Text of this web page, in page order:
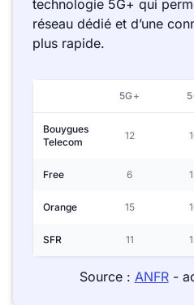
technologie 5G+ qui
réseau dédié et d’une
plus rapide.
5G+
Bouygues
Telecom
12
Free 6
Orange 15
SFR 11
Source : ANFR-